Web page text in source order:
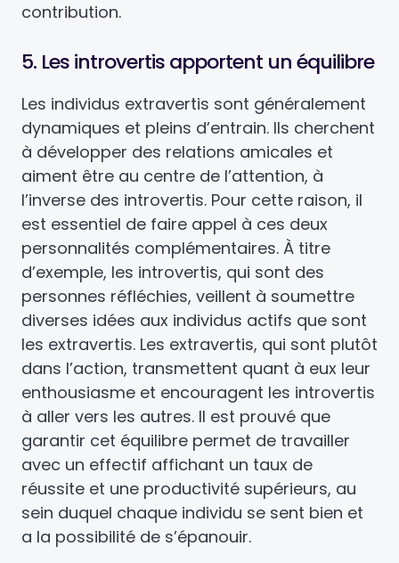
contribution.
5. Les introvertis apportent un équilibre
Les individus extravertis sont généralement
dynamiques et pleins d’entrain. Ils cherchent
à développer des relations amicales et
aiment être au centre de l’attention, à
l’inverse des introvertis. Pour cette raison, il
est essentiel de faire appel à ces deux
personnalités complémentaires. À titre
d’exemple, les introvertis, qui sont des
personnes réfléchies, veillent à soumettre
diverses idées aux individus actifs que sont
les extravertis. Les extravertis, qui sont plutôt
dans l’action, transmettent quant à eux leur
enthousiasme et encouragent les introvertis
à aller vers les autres. Il est prouvé que
garantir cet équilibre permet de travailler
avec un effectif affichant un taux de
réussite et une productivité supérieurs, au
sein duquel chaque individu se sent bien et
a la possibilité de s’épanouir.